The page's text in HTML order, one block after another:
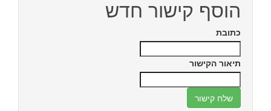
הוסף קישור חדש
כתובת
תיאור הקישור